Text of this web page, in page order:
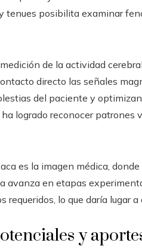
tenues posibilita examinar
de la actividad
directo las señales
del paciente y
logrado reconocer patrones
es la imagen médica,
avanza en etapas
requeridos, lo que daría lugar
y